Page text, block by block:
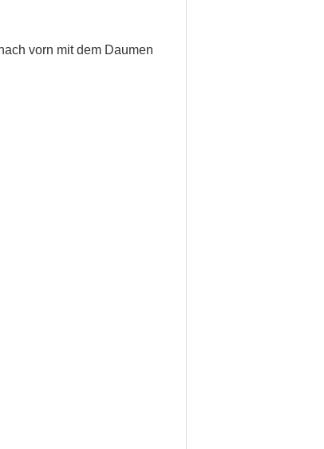
vorn mit dem Daumen